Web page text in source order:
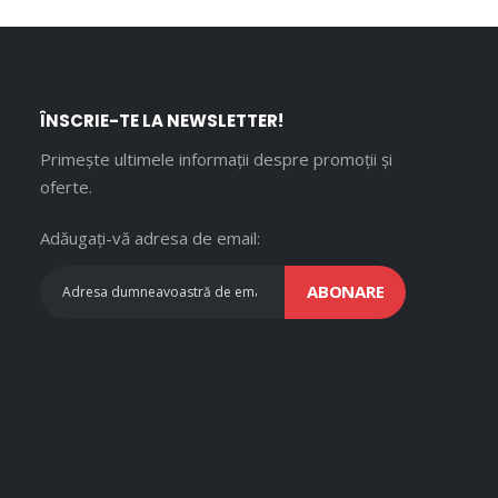
ÎNSCRIE-TE LA NEWSLETTER!
Primește ultimele informații despre promoții și
oferte.
Adăugați-vă adresa de email:
ABONARE